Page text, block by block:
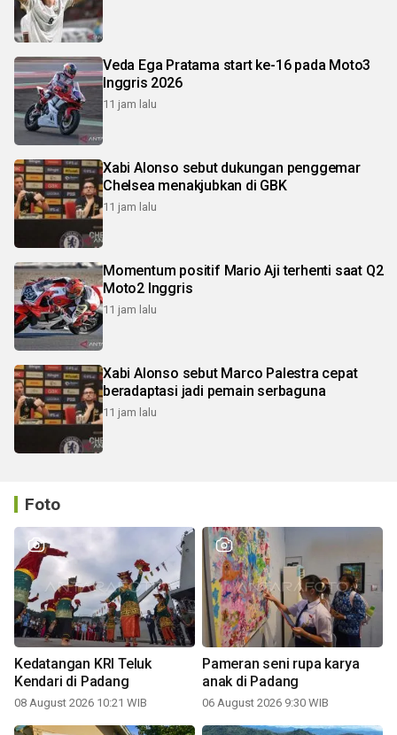
Veda Ega Pratama start ke-16 pada Moto3
Inggris 2026
11 jam lalu
Xabi Alonso sebut dukungan penggemar
Chelsea menakjubkan di GBK
11 jam lalu
Momentum positif Mario Aji terhenti saat Q2
Moto2 Inggris
11 jam lalu
Xabi Alonso sebut Marco Palestra cepat
beradaptasi jadi pemain serbaguna
11 jam lalu
Foto
Kedatangan KRI Teluk
Kendari di Padang
08 August 2026 10:21 WIB
Pameran seni rupa karya
anak di Padang
06 August 2026 9:30 WIB